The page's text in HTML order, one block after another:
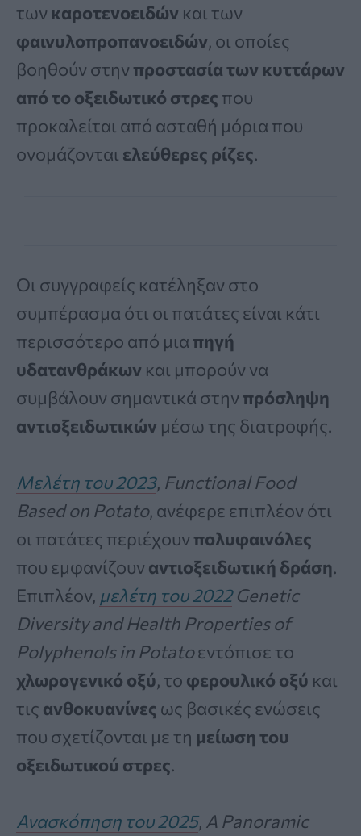
των καροτενοειδών και των
φαινυλοπροπανοειδών, οι οποίες
βοηθούν στην προστασία των κυττάρων
από το οξειδωτικό στρες που
προκαλείται από ασταθή μόρια που
ονομάζονται ελεύθερες ρίζες.
Οι συγγραφείς κατέληξαν στο
συμπέρασμα ότι οι πατάτες είναι κάτι
περισσότερο από μια πηγή
υδατανθράκων και μπορούν να
συμβάλουν σημαντικά στην πρόσληψη
αντιοξειδωτικών μέσω της διατροφής.
Μελέτη του 2023, Functional Food
Based on Potato, ανέφερε επιπλέον ότι
οι πατάτες περιέχουν πολυφαινόλες
που εμφανίζουν αντιοξειδωτική δράση.
Επιπλέον, μελέτη του 2022 Genetic
Diversity and Health Properties of
Polyphenols in Potatoεντόπισε το
χλωρογενικό οξύ, το φερουλικό οξύ και
τις ανθοκυανίνες ως βασικές ενώσεις
που σχετίζονται με τη μείωση του
οξειδωτικού στρες.
Ανασκόπηση του 2025, A Panoramic